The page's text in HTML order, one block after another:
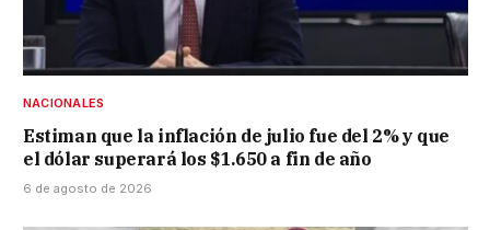
NACIONALES
Estiman que la inflación de julio fue del 2% y que
el dólar superará los $1.650 a fin de año
6 de agosto de 2026